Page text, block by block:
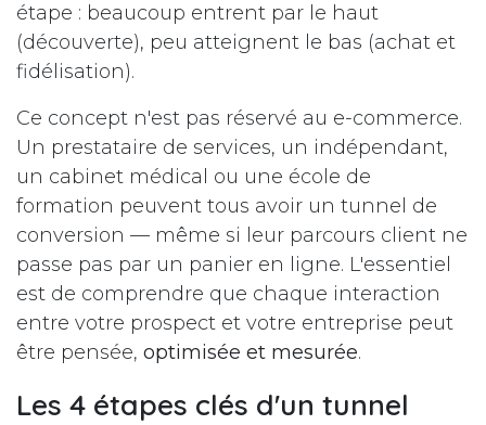
étape : beaucoup entrent par le haut
(découverte), peu atteignent le bas (achat et
fidélisation).
Ce concept n'est pas réservé au e-commerce.
Un prestataire de services, un indépendant,
un cabinet médical ou une école de
formation peuvent tous avoir un tunnel de
conversion — même si leur parcours client ne
passe pas par un panier en ligne. L'essentiel
est de comprendre que chaque interaction
entre votre prospect et votre entreprise peut
être pensée, optimisée et mesurée.
Les 4 étapes clés d'un tunnel